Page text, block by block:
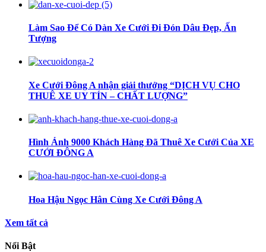
Làm Sao Để Có Dàn Xe Cưới Đi Đón Dâu Đẹp, Ấn
Tượng
Xe Cưới Đông A nhận giải thưởng “DỊCH VỤ CHO
THUÊ XE UY TÍN – CHẤT LƯỢNG”
Hình Ảnh 9000 Khách Hàng Đã Thuê Xe Cưới Của XE
CƯỚI ĐÔNG A
Hoa Hậu Ngọc Hân Cùng Xe Cưới Đông A
Xem tất cả
Nổi Bật